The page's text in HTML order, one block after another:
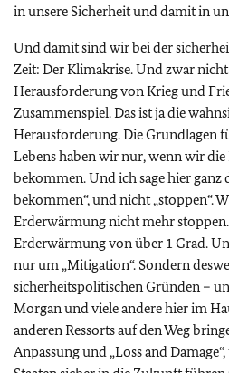
in unsere Sicherheit und damit in
Und damit sind wir bei der
Zeit: Der Klimakrise. Und zwar
Herausforderung von Krieg und
Zusammenspiel. Das ist ja die
Herausforderung. Die Grundlagen
Lebens haben wir nur, wenn wir
bekommen. Und ich sage hier
bekommen“, und nicht „stoppen“.
Erderwärmung nicht mehr
Erderwärmung von über 1 Grad.
nur um „Mitigation“. Sondern
sicherheitspolitischen Gründen –
Morgan und viele andere hier im
anderen Ressorts auf den Weg
Anpassung und „Loss and